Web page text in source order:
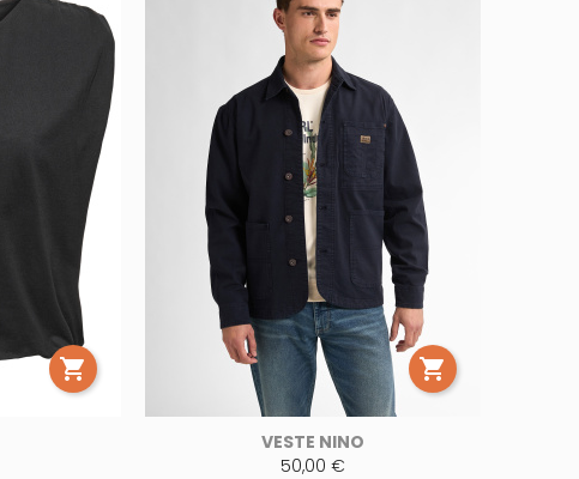
 
VESTE NINO
50,00 €